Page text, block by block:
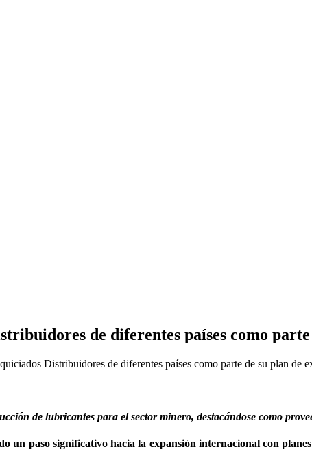
de diferentes países como
Distribuidores de diferentes países como parte de su plan de
de lubricantes para el sector minero, destacándose como
un paso significativo hacia la expansión internacional con